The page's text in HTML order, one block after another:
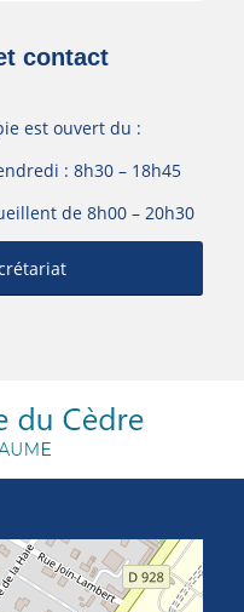
contact
est ouvert du :
: 8h30 – 18h45
de 8h00 – 20h30